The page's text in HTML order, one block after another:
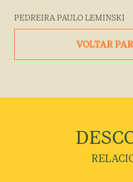
PEDREIRA PAULO LEMINSKI
VOLTAR